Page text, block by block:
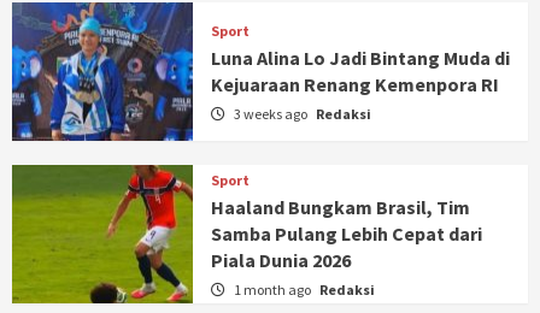
Sport
Luna Alina Lo Jadi Bintang Muda di
Kejuaraan Renang Kemenpora RI
3 weeks ago Redaksi
Sport
Haaland Bungkam Brasil, Tim
Samba Pulang Lebih Cepat dari
Piala Dunia 2026
1 month ago Redaksi